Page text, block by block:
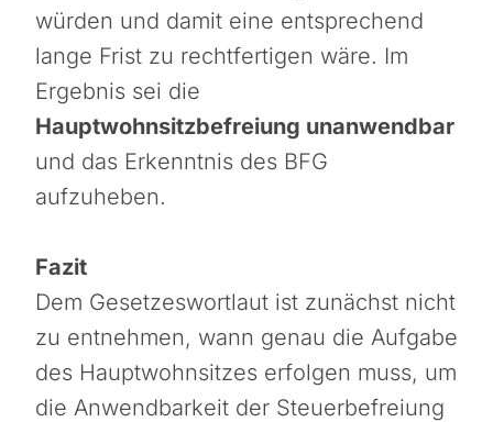
würden und damit eine entsprechend
lange Frist zu rechtfertigen wäre. Im
Ergebnis sei die
Hauptwohnsitzbefreiung unanwendbar
und das Erkenntnis des BFG
aufzuheben.
Fazit
Dem Gesetzeswortlaut ist zunächst nicht
zu entnehmen, wann genau die Aufgabe
des Hauptwohnsitzes erfolgen muss, um
die Anwendbarkeit der Steuerbefreiung